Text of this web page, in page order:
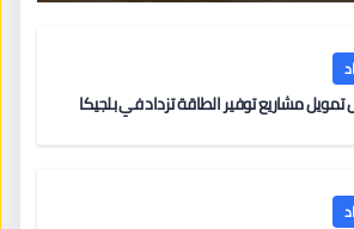
مشاريع توفير الطاقة تزداد في بلجيكا